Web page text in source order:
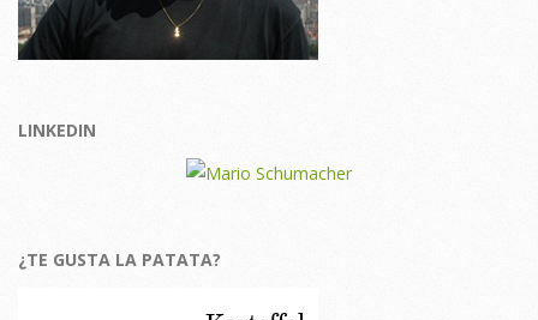
LINKEDIN
¿TE GUSTA LA PATATA?